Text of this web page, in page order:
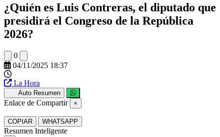
¿Quién es Luis Contreras, el diputado que
presidirá el Congreso de la República
2026?
0
04/11/2025 18:37
La Hora
Auto Resumen
Enlace de Compartir ×
COPIAR WHATSAPP
Resumen Inteligente